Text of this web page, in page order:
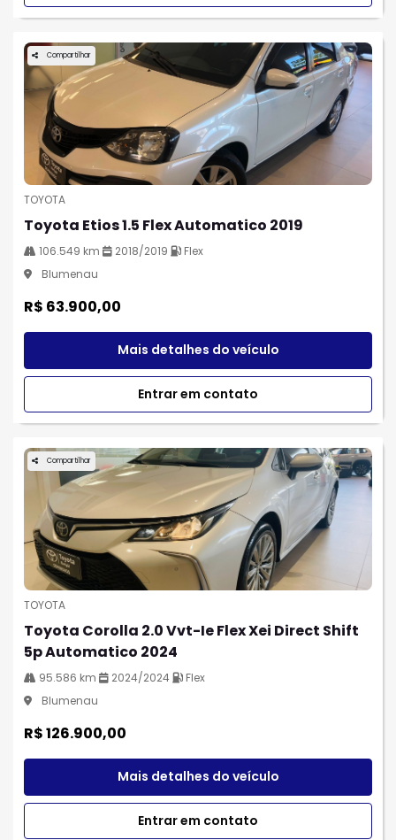
Compartilhar
TOYOTA
Toyota Etios 1.5 Flex Automatico 2019
106.549 km 2018/2019
Flex
Blumenau
R$ 63.900,00
Mais detalhes do veículo
Entrar em contato
Compartilhar
TOYOTA
Toyota Corolla 2.0 Vvt-Ie Flex Xei Direct Shift
5p Automatico 2024
95.586 km 2024/2024
Flex
Blumenau
R$ 126.900,00
Mais detalhes do veículo
Entrar em contato